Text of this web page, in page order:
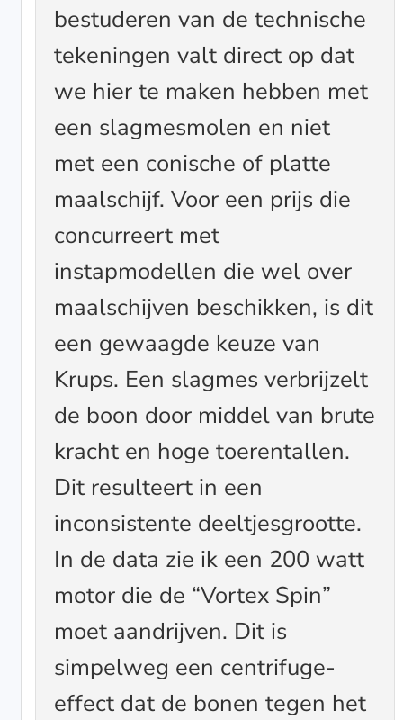
bestuderen van de technische
tekeningen valt direct op dat
we hier te maken hebben met
een slagmesmolen en niet
met een conische of platte
maalschijf. Voor een prijs die
concurreert met
instapmodellen die wel over
maalschijven beschikken, is dit
een gewaagde keuze van
Krups. Een slagmes verbrijzelt
de boon door middel van brute
kracht en hoge toerentallen.
Dit resulteert in een
inconsistente deeltjesgrootte.
In de data zie ik een 200 watt
motor die de “Vortex Spin”
moet aandrijven. Dit is
simpelweg een centrifuge-
effect dat de bonen tegen het